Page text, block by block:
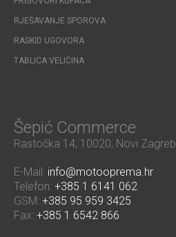
RJEŠAVANJE SPOROVA
RASKID UGOVORA
TABLICA VELIČINA
Šepić Commerce
Rastočka 14, 10020, Novi Zagreb
E-Mail: info@motooprema.hr
Telefon: +385 1 6141 062
GSM: +385 95 959 3425
Fax: +385 1 6542 866